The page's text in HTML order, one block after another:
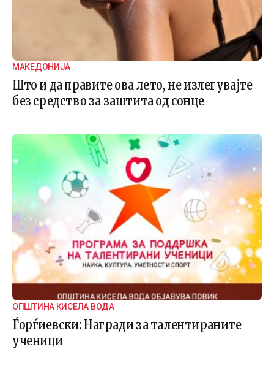
МАКЕДОНИЈА .
Што и да правите ова лето, не излегувајте
без средство за заштита од сонце
ОПШТИНА КИСЕЛА ВОДА
Ѓорѓиевски: Награди за талентираните
ученици